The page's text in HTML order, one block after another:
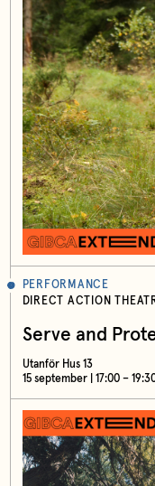
PERFORMANCE
DIRECT ACTION
Serve and
Utanför Hus 13
15 september | 17:00 –